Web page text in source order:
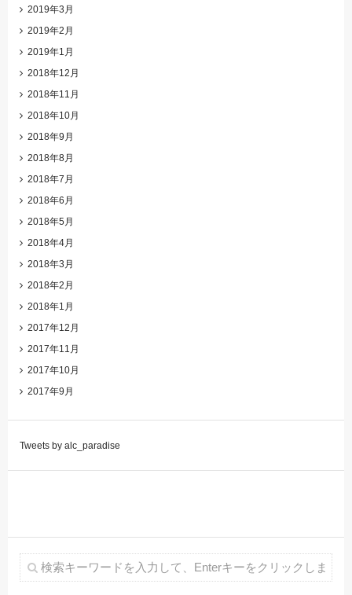
2019年3月
2019年2月
2019年1月
2018年12月
2018年11月
2018年10月
2018年9月
2018年8月
2018年7月
2018年6月
2018年5月
2018年4月
2018年3月
2018年2月
2018年1月
2017年12月
2017年11月
2017年10月
2017年9月
Tweets by alc_paradise